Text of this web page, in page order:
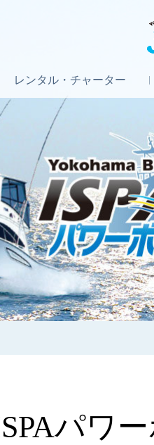
レンタル ・ チャーター
パワ